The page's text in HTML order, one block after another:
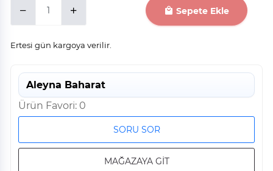
Sepete Ekle
Ertesi gün kargoya verilir.
Aleyna Baharat
Ürün Favori: 0
SORU SOR
MAĞAZAYA GİT